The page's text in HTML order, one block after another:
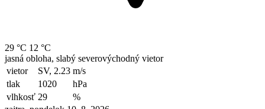
29 °C 12 °C
jasná obloha, slabý severovýchodný vietor
vietor
SV, 2.23 m/s
tlak
1020
hPa
vlhkosť 29
%